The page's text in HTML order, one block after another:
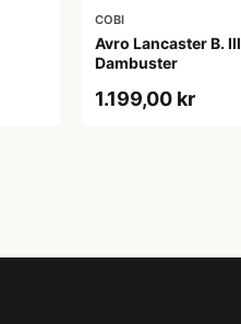
COBI
Avro Lancaster B. III
Dambuster
1.199,00 kr